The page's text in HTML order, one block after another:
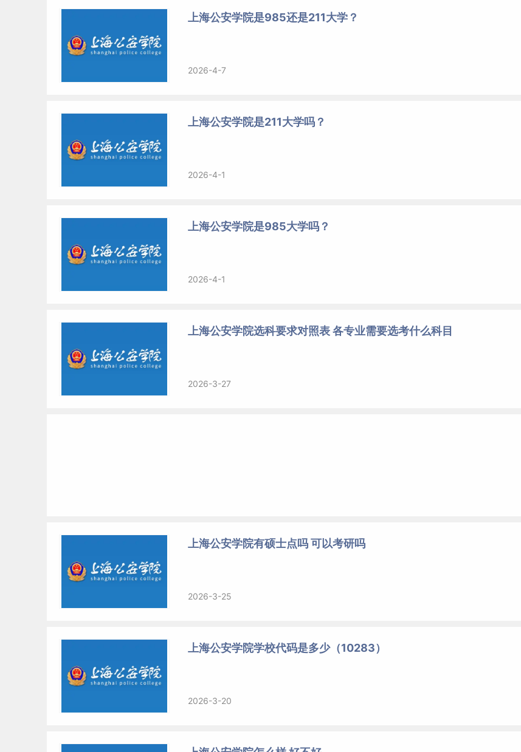
上海公安学院是985还是211大学？
2026-4-7
上海公安学院是211大学吗？
2026-4-1
上海公安学院是985大学吗？
2026-4-1
上海公安学院选科要求对照表 各专业需要选考什么科目
2026-3-27
上海公安学院有硕士点吗 可以考研吗
2026-3-25
上海公安学院学校代码是多少（10283）
2026-3-20